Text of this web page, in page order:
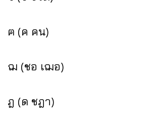
ฅ (ค คน)
ฌ (ชอ เฌอ)
ฎ (ด ชฎา)